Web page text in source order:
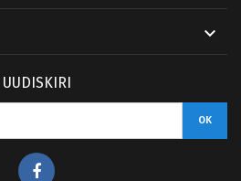

UUDISKIRI
Facebook